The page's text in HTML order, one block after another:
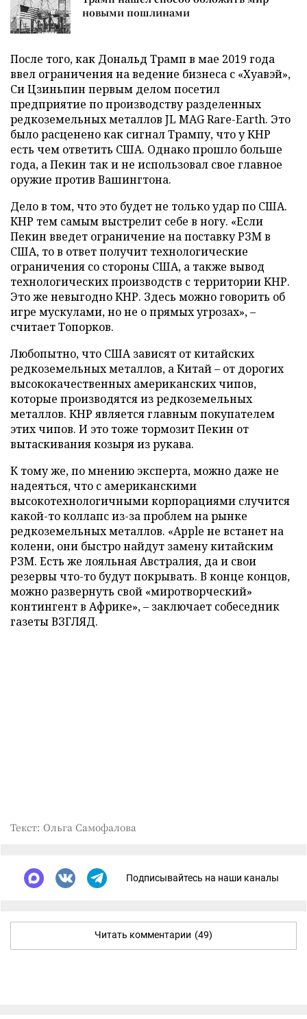
новыми пошлинами
После того, как Дональд Трамп в мае 2019 года
ввел ограничения на ведение бизнеса с «Хуавэй»,
Си Цзиньпин первым делом посетил
предприятие по производству разделенных
редкоземельных металлов JL MAG Rare-Earth. Это
было расценено как сигнал Трампу, что у КНР
есть чем ответить США. Однако прошло больше
года, а Пекин так и не использовал свое главное
оружие против Вашингтона.
Дело в том, что это будет не только удар по США.
КНР тем самым выстрелит себе в ногу. «Если
Пекин введет ограничение на поставку РЗМ в
США, то в ответ получит технологические
ограничения со стороны США, а также вывод
технологических производств с территории КНР.
Это же невыгодно КНР. Здесь можно говорить об
игре мускулами, но не о прямых угрозах», –
считает Топорков.
Любопытно, что США зависят от китайских
редкоземельных металлов, а Китай – от дорогих
высококачественных американских чипов,
которые производятся из редкоземельных
металлов. КНР является главным покупателем
этих чипов. И это тоже тормозит Пекин от
вытаскивания козыря из рукава.
К тому же, по мнению эксперта, можно даже не
надеяться, что с американскими
высокотехнологичными корпорациями случится
какой-то коллапс из-за проблем на рынке
редкоземельных металлов. «Apple не встанет на
колени, они быстро найдут замену китайским
РЗМ. Есть же лояльная Австралия, да и свои
резервы что-то будут покрывать. В конце концов,
можно развернуть свой «миротворческий»
контингент в Африке», – заключает собеседник
газеты ВЗГЛЯД.
Текст: Ольга Самофалова
Подписывайтесь на наши каналы
Читать комментарии (49)